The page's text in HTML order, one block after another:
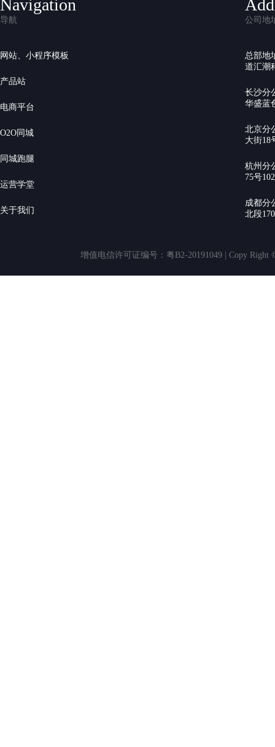
Navigation
导航
网站、小程序模板
产品站
电商平台
O2O同城
同城跑腿
运营学堂
关于我们
公司地
总部地
道汇潮
长沙分
华盛蓝
北京分
大街18
杭州分
75号
成都分
北段
增值电信许可证编号：粤B2-20191049 | Copy